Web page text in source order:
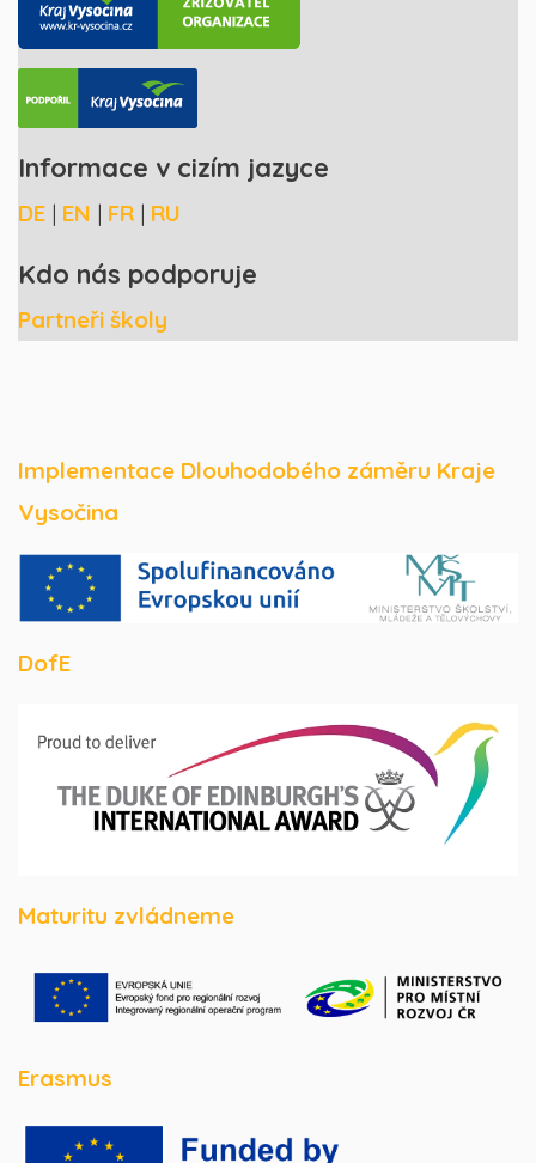
Informace v cizím jazyce
DE | EN | FR | RU
Kdo nás podporuje
Partneři školy
Implementace Dlouhodobého záměru Kraje
Vysočina
DofE
Maturitu zvládneme
Erasmus